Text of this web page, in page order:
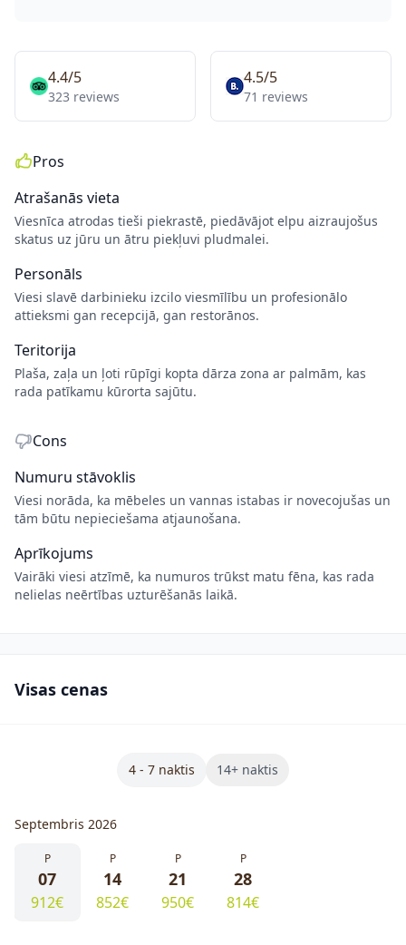
4.4/5
323 reviews
4.5/5
71 reviews
Pros
Atrašanās vieta
Viesnīca atrodas tieši piekrastē, piedāvājot elpu aizraujošus
skatus uz jūru un ātru piekļuvi pludmalei.
Personāls
Viesi slavē darbinieku izcilo viesmīlību un profesionālo
attieksmi gan recepcijā, gan restorānos.
Teritorija
Plaša, zaļa un ļoti rūpīgi kopta dārza zona ar palmām, kas
rada patīkamu kūrorta sajūtu.
Cons
Numuru stāvoklis
Viesi norāda, ka mēbeles un vannas istabas ir novecojušas un
tām būtu nepieciešama atjaunošana.
Aprīkojums
Vairāki viesi atzīmē, ka numuros trūkst matu fēna, kas rada
nelielas neērtības uzturēšanās laikā.
Visas cenas
4 - 7 naktis 14+ naktis
Septembris 2026
P
07
912€
P
14
852€
P
21
950€
P
28
814€